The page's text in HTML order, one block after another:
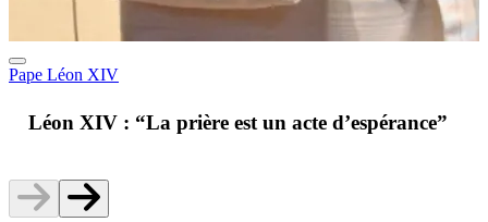
Pape Léon XIV
Léon XIV : “La prière est un acte d’espérance”